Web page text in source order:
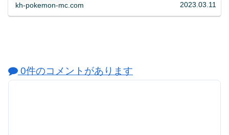
kh-pokemon-mc.com
2023.03.11
0件のコメントがあります